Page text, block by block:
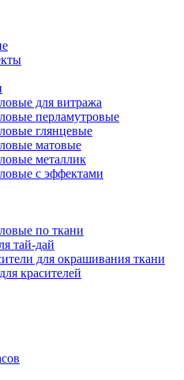
для витража
перламутровые
глянцевые
матовые
металлик
с эффектами
по ткани
тай-дай
для окрашивания ткани
красителей